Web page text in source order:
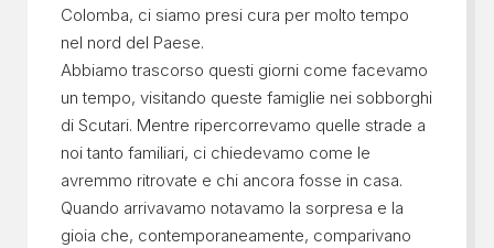
Colomba, ci siamo presi cura per molto tempo
nel nord del Paese.
Abbiamo trascorso questi giorni come facevamo
un tempo, visitando queste famiglie nei sobborghi
di Scutari. Mentre ripercorrevamo quelle strade a
noi tanto familiari, ci chiedevamo come le
avremmo ritrovate e chi ancora fosse in casa.
Quando arrivavamo notavamo la sorpresa e la
gioia che, contemporaneamente, comparivano